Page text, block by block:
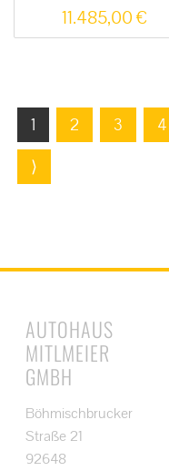
11.485,00€
1 2 3 4
⟩
AUTOHAUS
MITLMEIER
GMBH
Böhmischbrucker
Straße 21
92648